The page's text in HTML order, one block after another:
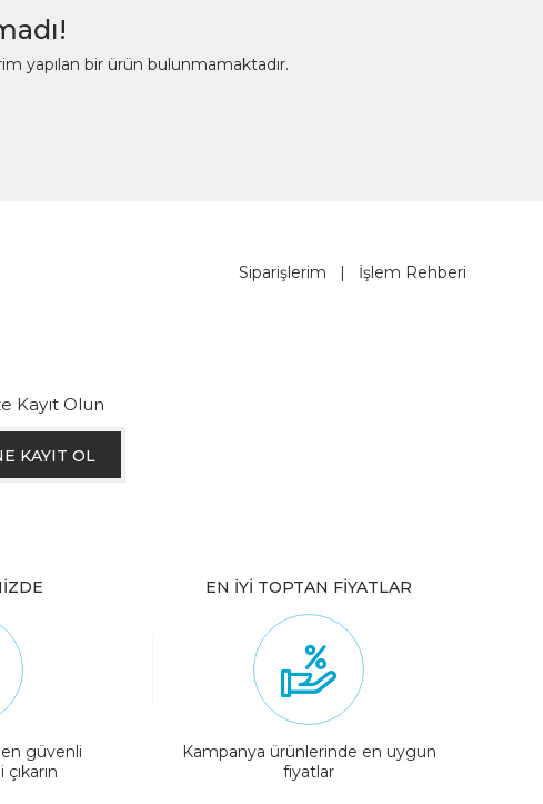
yapılan bir ürün bulunmamaktadır.
Siparişlerim İşlem Rehberi
Kayıt Olun
KAYIT OL
güvenli
EN İYİ TOPTAN FİYATLAR
Kampanya ürünlerinde en uygun
fiyatlar